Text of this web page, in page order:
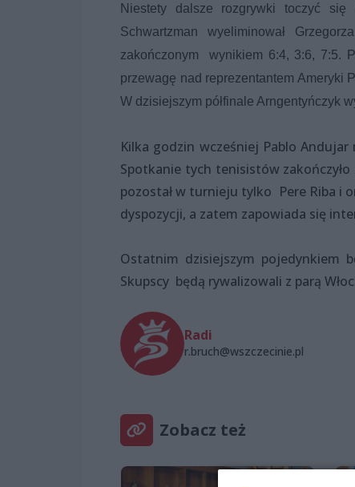
Niestety dalsze rozgrywki toczyć
Schwartzman wyeliminował
zakończonym wynikiem 6:4, 3:6, 7:5.
przewagę nad reprezentantem Ameryki
W dzisiejszym półfinale Arngentyńczyk
Kilka godzin wcześniej Pablo
Spotkanie tych tenisistów
pozostał w turnieju tylko Pere Riba i
dyspozycji, a zatem zapowiada się
Ostatnim dzisiejszym
Skupscy będą rywalizowali z parą
Radi
r.bruch@wszczecinie.pl
Zobacz też